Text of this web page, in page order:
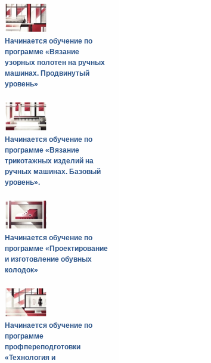
Начинается обучение по
программе «Вязание
узорных полотен на ручных
машинах. Продвинутый
уровень»
Начинается обучение по
программе «Вязание
трикотажных изделий на
ручных машинах. Базовый
уровень».
Начинается обучение по
программе «Проектирование
и изготовление обувных
колодок»
Начинается обучение по
программе
профпереподготовки
«Технология и